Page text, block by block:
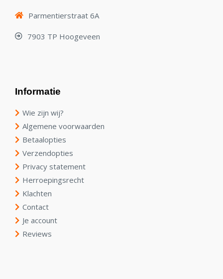
Parmentierstraat 6A
7903 TP Hoogeveen
Informatie
Wie zijn wij?
Algemene voorwaarden
Betaalopties
Verzendopties
Privacy statement
Herroepingsrecht
Klachten
Contact
Je account
Reviews